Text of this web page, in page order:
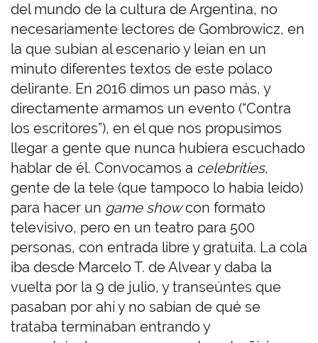
del mundo de la cultura de Argentina, no
necesariamente lectores de Gombrowicz, en
la que subían al escenario y leían en un
minuto diferentes textos de este polaco
delirante. En 2016 dimos un paso más, y
directamente armamos un evento (“Contra
los escritores”), en el que nos propusimos
llegar a gente que nunca hubiera escuchado
hablar de él. Convocamos a celebrities,
gente de la tele (que tampoco lo había leído)
para hacer un game showcon formato
televisivo, pero en un teatro para 500
personas, con entrada libre y gratuita. La cola
iba desde Marcelo T. de Alvear y daba la
vuelta por la 9 de julio, y transeúntes que
pasaban por ahí y no sabían de qué se
trataba terminaban entrando y